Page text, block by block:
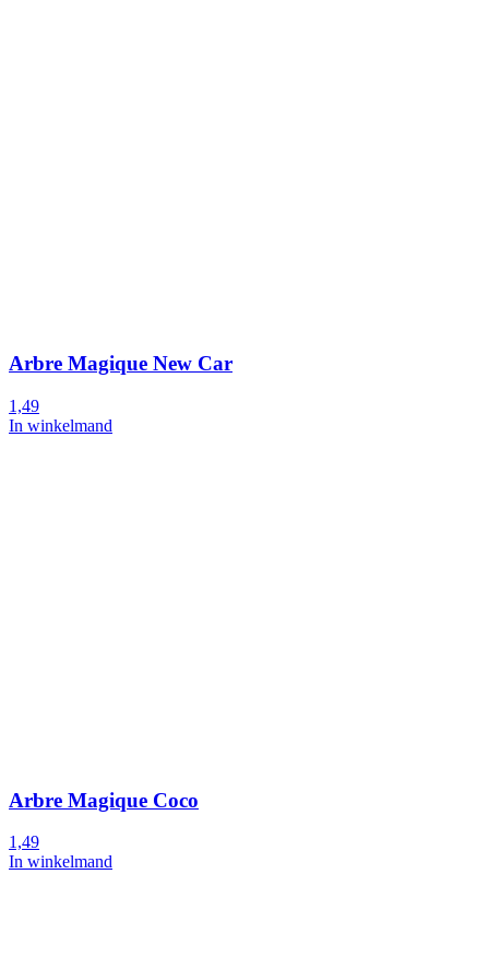
Arbre Magique New Car
1,49
In winkelmand
Arbre Magique Coco
1,49
In winkelmand